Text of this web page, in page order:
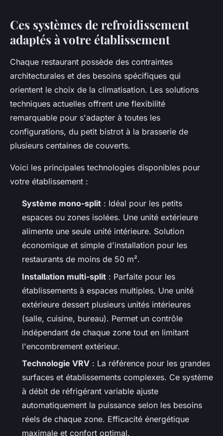
Ces systèmes de refroidissement
adaptés à votre établissement
Chaque restaurant possède des contraintes
architecturales et des besoins spécifiques qui
orientent le choix de la climatisation. Les solutions
techniques actuelles offrent une flexibilité
remarquable pour s'adapter à toutes les
configurations, du petit bistrot à la brasserie de
plusieurs centaines de couverts.
Voici les principales technologies disponibles pour
votre établissement :
Système mono-split : Idéal pour les petits
espaces ou zones isolées. Une unité extérieure
alimente une seule unité intérieure. Solution
économique et simple d'installation pour les
restaurants de moins de 50 m².
Installation multi-split : Parfaite pour les
établissements à espaces multiples. Une unité
extérieure dessert plusieurs unités intérieures
(salle, cuisine, bureau). Permet un contrôle
indépendant de chaque zone tout en limitant
l'encombrement extérieur.
Technologie VRV : La référence pour les grandes
surfaces et établissements complexes. Ce système
à débit de réfrigérant variable ajuste
automatiquement la puissance selon les besoins
réels de chaque zone. Efficacité énergétique
maximale et confort optimal.